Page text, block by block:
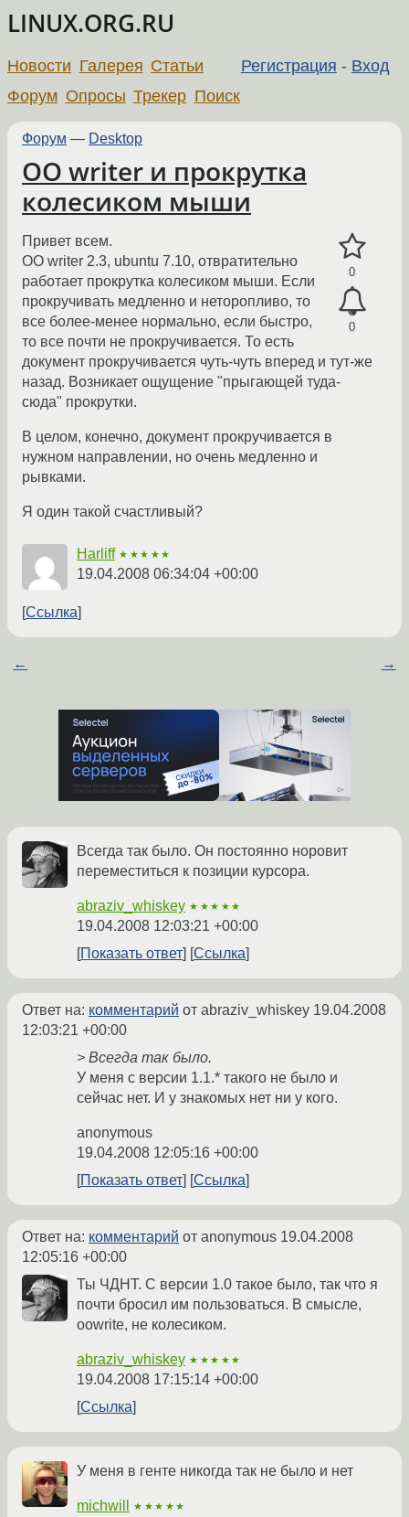
LINUX.ORG.RU
Регистрация - Вход
Новости Галерея Статьи
Форум Опросы Трекер Поиск
Форум — Desktop
OO writer и прокрутка
колесиком мыши
0
0
Привет всем.
OO writer 2.3, ubuntu 7.10, отвратительно
работает прокрутка колесиком мыши. Если
прокручивать медленно и неторопливо, то
все более-менее нормально, если быстро,
то все почти не прокручивается. То есть
документ прокручивается чуть-чуть вперед и тут-же
назад. Возникает ощущение "прыгающей туда-
сюда" прокрутки.
В целом, конечно, документ прокручивается в
нужном направлении, но очень медленно и
рывками.
Я один такой счастливый?
Harliff ★★★★★
19.04.2008 06:34:04 +00:00
Ссылка
← →
Всегда так было. Он постоянно норовит
переместиться к позиции курсора.
abraziv_whiskey ★★★★★
19.04.2008 12:03:21 +00:00
Показать ответ
Ссылка
Ответ на: комментарий от abraziv_whiskey 19.04.2008
12:03:21 +00:00
> Всегда так было.
У меня с версии 1.1.* такого не было и
сейчас нет. И у знакомых нет ни у кого.
anonymous
19.04.2008 12:05:16 +00:00
Показать ответ
Ссылка
Ответ на: комментарий от anonymous 19.04.2008
12:05:16 +00:00
Ты ЧДНТ. С версии 1.0 такое было, так что я
почти бросил им пользоваться. В смысле,
oowrite, не колесиком.
abraziv_whiskey ★★★★★
19.04.2008 17:15:14 +00:00
Ссылка
У меня в генте никогда так не было и нет
michwill ★★★★★